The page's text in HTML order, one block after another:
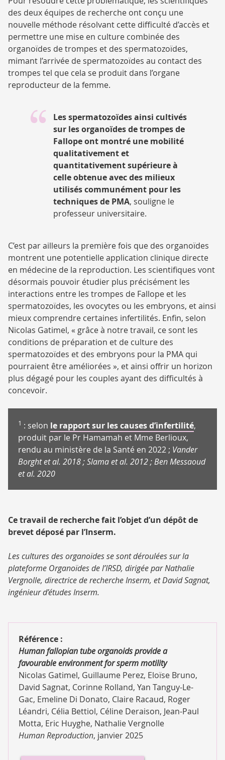
des deux équipes de recherche ont conçu une
nouvelle méthode résolvant cette difficulté d’accès et
permettre une mise en culture combinée des
organoïdes de trompes et des spermatozoïdes,
mimant l’arrivée de spermatozoïdes au contact des
trompes tel que cela se produit dans l’organe
reproducteur de la femme.
Les spermatozoïdes ainsi cultivés
sur les organoïdes de trompes de
Fallope ont montré une mobilité
qualitativement et
quantitativement supérieure à
celle obtenue avec des milieux
utilisés communément pour les
techniques de PMA, souligne le
professeur universitaire.
C’est par ailleurs la première fois que des organoïdes
montrent une potentielle application clinique directe
en médecine de la reproduction. Les scientifiques vont
désormais pouvoir étudier plus précisément les
interactions entre les trompes de Fallope et les
spermatozoïdes, les ovocytes ou les embryons, et ainsi
mieux comprendre certaines infertilités. Enfin, selon
Nicolas Gatimel, « grâce à notre travail, ce sont les
conditions de préparation et de culture des
spermatozoïdes et des embryons pour la PMA qui
pourraient être améliorées », et ainsi offrir un horizon
plus dégagé pour les couples ayant des difficultés à
concevoir.
1 : selon le rapport sur les causes d’infertilité,
produit par le Pr Hamamah et Mme Berlioux,
rendu au ministère de la Santé en 2022 ; Vander
Borght et al. 2018 ; Slama et al. 2012 ; Ben Messaoud
et al. 2020
Ce travail de recherche fait l’objet d’un dépôt de
brevet déposé par l’Inserm.
Les cultures des organoïdes se sont déroulées sur la
plateforme Organoïdes de l’IRSD, dirigée par Nathalie
Vergnolle, directrice de recherche Inserm, et David Sagnat,
ingénieur d’études Inserm.
Référence :
Human fallopian tube organoids provide a
favourable environment for sperm motility
Nicolas Gatimel, Guillaume Perez, Eloïse Bruno,
David Sagnat, Corinne Rolland, Yan Tanguy-Le-
Gac, Emeline Di Donato, Claire Racaud, Roger
Léandri, Célia Bettiol, Céline Deraison, Jean-Paul
Motta, Eric Huyghe, Nathalie Vergnolle
Human Reproduction, janvier 2025